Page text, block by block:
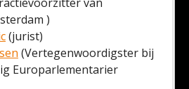
)
(jurist)
(Vertegenwoordigster bij
Europarlementarier